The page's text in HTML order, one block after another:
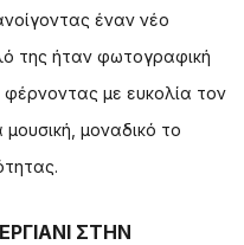
έναν νέο
της ήταν φωτογραφική
με ευκολία τον
μοναδικό το
ΣΤΗΝ